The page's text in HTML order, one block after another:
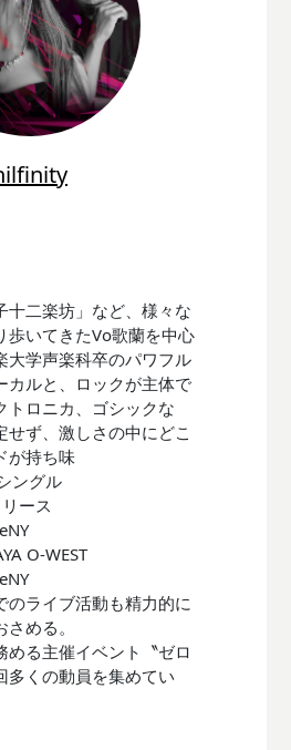
十二楽坊」など、様々な
歩いてきたVo歌蘭を中心
大学声楽科卒のパワフル
カルと、ロックが主体で
トロニカ、ゴシックな
せず、激しさの中にどこ
が持ち味
ングル
ース
O-WEST
のライブ活動も精力的に
める。
める主催イベント〝ゼロ
多くの動員を集めてい